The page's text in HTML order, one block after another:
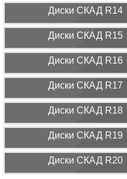
Диcки СКАД R14
Диcки СКАД R15
Диcки СКАД R16
Диcки СКАД R17
Диcки СКАД R18
Диcки СКАД R19
Диcки СКАД R20